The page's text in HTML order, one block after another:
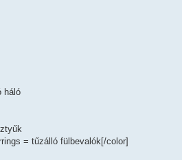
háló
= tűzálló fülbevalók[/color]